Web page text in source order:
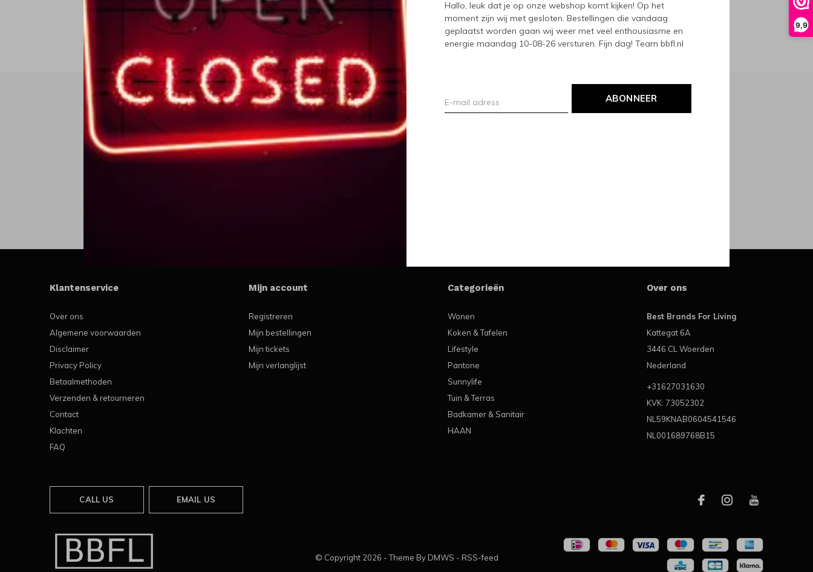
9,9
Hallo, leuk dat je op onze webshop komt kijken! Op het
moment zijn wij met gesloten. Bestellingen die vandaag
geplaatst worden gaan wij weer met veel enthousiasme en
energie maandag 10-08-26 versturen. Fijn dag! Team bbfl.nl
ABONNEER
Meld je aan voor onze nieuwsbrief
Ontvang de nieuwste aanbiedingen en promoties
Klantenservice
Over ons
Algemene voorwaarden
Disclaimer
Privacy Policy
Betaalmethoden
Verzenden & retourneren
Contact
Klachten
FAQ
Mijn account
Registreren
Mijn bestellingen
Mijn tickets
Mijn verlanglijst
Categorieën
Wonen
Koken & Tafelen
Lifestyle
Pantone
Sunnylife
Tuin & Terras
Badkamer & Sanitair
HAAN
Over ons
Best Brands For Living
Kattegat 6A
3446 CL Woerden
Nederland
+31627031630
KVK: 73052302
NL59KNAB0604541546
NL001689768B15
CALL US EMAIL US
© Copyright 2026 - Theme By DMWS - RSS-feed